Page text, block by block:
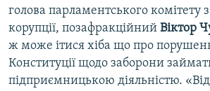
голова парламентського комітету з
корупції, позафракційний Віктор
ж може ітися хіба що про
Конституції щодо заборони
підприємницькою діяльністю.